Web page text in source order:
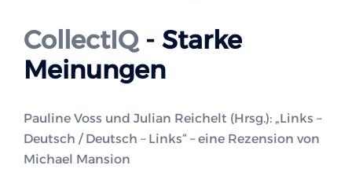
CollectIQ- Starke
Meinungen
Pauline Voss und Julian Reichelt (Hrsg.): „Links –
Deutsch / Deutsch – Links“ – eine Rezension von
Michael Mansion